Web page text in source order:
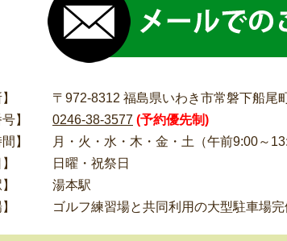
〒972-8312 福島県いわき市常磐下船尾
】
0246-38-3577 (予約優先制)
】
月・火・水・木・金・土（午前9:00～
日曜・祝祭日
湯本駅
ゴルフ練習場と共同利用の大型駐車場完